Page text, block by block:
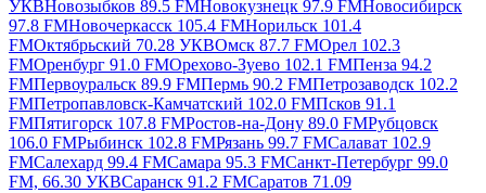
УКВНовозыбков 89.5 FMНовокузнецк 97.9 FMНовосибирск
97.8 FMНовочеркасск 105.4 FMНорильск 101.4
FMОктябрьский 70.28 УКВОмск 87.7 FMОрел 102.3
FMОренбург 91.0 FMОрехово-Зуево 102.1 FMПенза 94.2
FMПервоуральск 89.9 FMПермь 90.2 FMПетрозаводск 102.2
FMПетропавловск-Камчатский 102.0 FMПсков 91.1
FMПятигорск 107.8 FMРостов-на-Дону 89.0 FMРубцовск
106.0 FMРыбинск 102.8 FMРязань 99.7 FMСалават 102.9
FMСалехард 99.4 FMСамара 95.3 FMСанкт-Петербург 99.0
FM, 66.30 УКВСаранск 91.2 FMСаратов 71.09